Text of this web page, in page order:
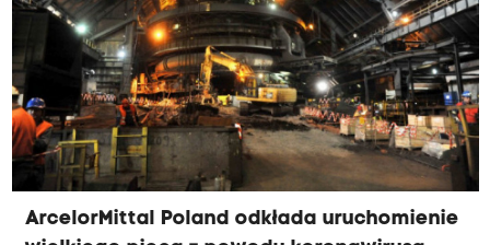
z kolei wiąże się utrata tysięcy miejsc pracy w
samej hucie, jak i w spółkach zależnych oraz
kooperujących, a także gigantyczny problem
społeczny dla miasta Krakowa.
ArcelorMittal Poland odkłada uruchomienie